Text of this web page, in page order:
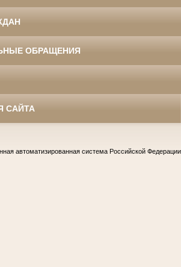
ОБРАЩЕНИЯ
САЙТА
автоматизированная система Российской